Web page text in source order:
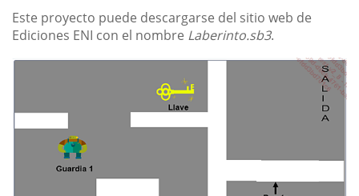
Este proyecto puede descargarse del sitio web de
Ediciones ENI con el nombre Laberinto.sb3.